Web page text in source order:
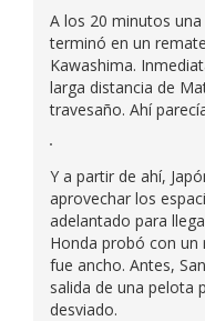
A los 20 minutos
terminó en un
Kawashima.
larga distancia de
travesaño. Ahí
Y a partir de ahí,
aprovechar los
adelantado para
Honda probó con un
fue ancho. Antes,
salida de una pelota
desviado.